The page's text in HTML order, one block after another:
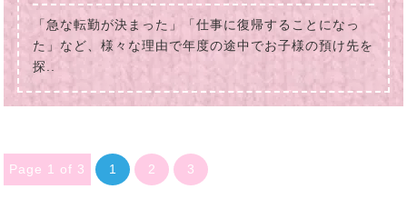
「急な転勤が決まった」「仕事に復帰することになっ
た」など、様々な理由で年度の途中でお子様の預け先を
探..
Page 1 of 3 1 2 3